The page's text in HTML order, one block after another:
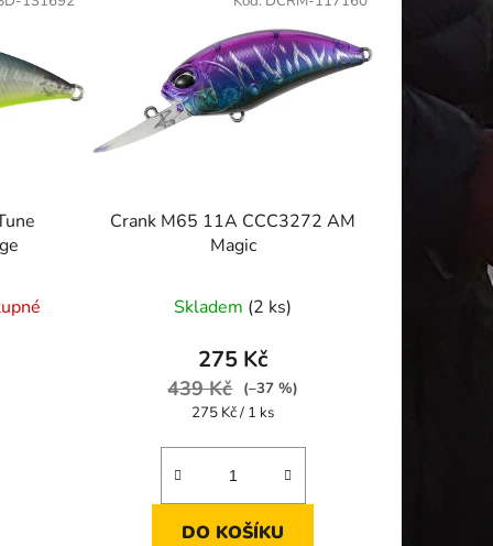
Crank M65 11A CCC3272 AM
Magic
Skladem (2 ks)
275 Kč
439 Kč (–37 %)
Měrná
275 Kč / 1 ks
DO KOŠÍKU